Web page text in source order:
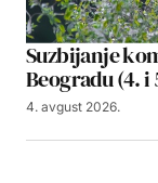
Suzbijanje
Beogradu (4. i
4. avgust 2026.